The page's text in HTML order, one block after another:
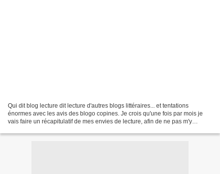
Qui dit blog lecture dit lecture d'autres blogs littéraires... et tentations
énormes avec les avis des blogo copines. Je crois qu'une fois par mois je
vais faire un récapitulatif de mes envies de lecture, afin de ne pas m'y